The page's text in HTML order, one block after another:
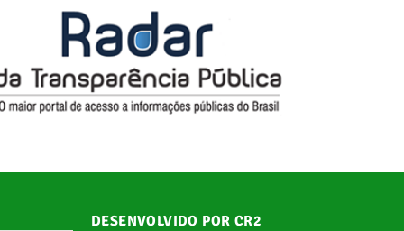
DESENVOLVIDO POR CR2